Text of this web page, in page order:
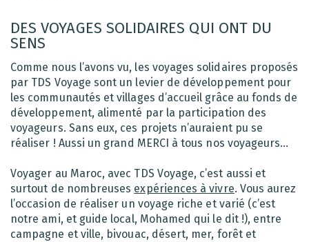
DES VOYAGES SOLIDAIRES QUI ONT DU
SENS
Comme nous l’avons vu, les voyages solidaires proposés
par TDS Voyage sont un levier de développement pour
les communautés et villages d’accueil grâce au fonds de
développement, alimenté par la participation des
voyageurs. Sans eux, ces projets n’auraient pu se
réaliser ! Aussi un grand MERCI à tous nos voyageurs…
Voyager au Maroc, avec TDS Voyage, c’est aussi et
surtout de nombreuses expériences à vivre. Vous aurez
l’occasion de réaliser un voyage riche et varié (c’est
notre ami, et guide local, Mohamed qui le dit !), entre
campagne et ville, bivouac, désert, mer, forêt et